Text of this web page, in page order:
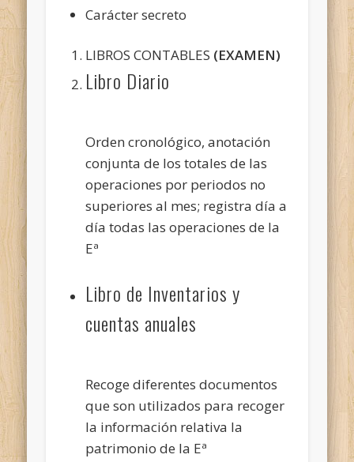
Carácter secreto
LIBROS CONTABLES (EXAMEN)
Libro Diario
Orden cronológico, anotación
conjunta de los totales de las
operaciones por periodos no
superiores al mes; registra día a
día todas las operaciones de la
Eª
Libro de Inventarios y
cuentas anuales
Recoge diferentes documentos
que son utilizados para recoger
la información relativa la
patrimonio de la Eª